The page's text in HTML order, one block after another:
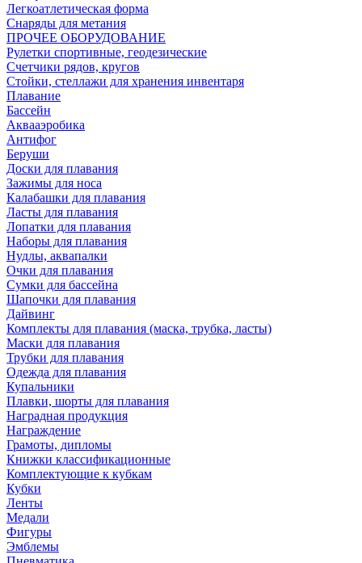
Легкоатлетическая форма
Снаряды для метания
ПРОЧЕЕ ОБОРУДОВАНИЕ
Рулетки спортивные, геодезические
Счетчики рядов, кругов
Стойки, стеллажи для хранения инвентаря
Плавание
Бассейн
Аквааэробика
Антифог
Беруши
Доски для плавания
Зажимы для носа
Калабашки для плавания
Ласты для плавания
Лопатки для плавания
Наборы для плавания
Нудлы, аквапалки
Очки для плавания
Сумки для бассейна
Шапочки для плавания
Дайвинг
Комплекты для плавания (маска, трубка, ласты)
Маски для плавания
Трубки для плавания
Одежда для плавания
Купальники
Плавки, шорты для плавания
Наградная продукция
Награждение
Грамоты, дипломы
Книжки классификационные
Комплектующие к кубкам
Кубки
Ленты
Медали
Фигуры
Эмблемы